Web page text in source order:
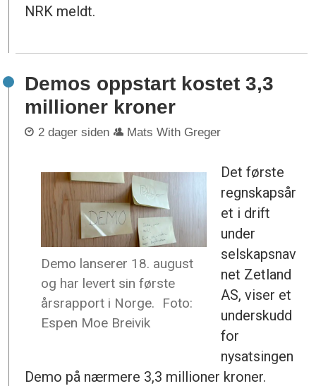
NRK meldt.
Demos oppstart kostet 3,3
millioner kroner
2 dager siden Mats With Greger
Demo lanserer 18. august
og har levert sin første
årsrapport i Norge.
Foto:
Espen Moe Breivik
Det første
regnskapsår
et i drift
under
selskapsnav
net Zetland
AS, viser et
underskudd
for
nysatsingen
Demo på nærmere 3,3 millioner kroner.